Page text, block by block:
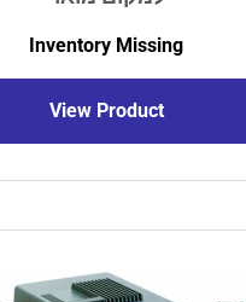
Inventory Missing
View Product